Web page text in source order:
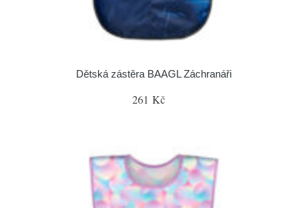
Dětská zástěra BAAGL Záchranáři
261 Kč